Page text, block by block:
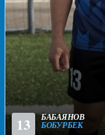
13 БАБАЯНОВ
БОБУРБЕК